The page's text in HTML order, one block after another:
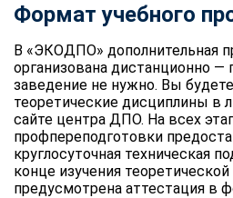
Формат учебного
В «ЭКОДПО» дополнительная
организована дистанционно —
заведение не нужно. Вы
теоретические дисциплины в
сайте центра ДПО. На всех
профпереподготовки
круглосуточная техническая
конце изучения теоретической
предусмотрена аттестация в